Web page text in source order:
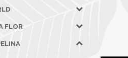
FLOR